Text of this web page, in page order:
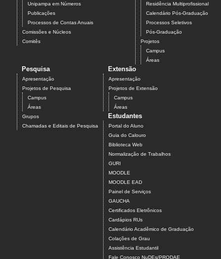
Unipampa em Números
Publicações
Processos de Contas Anuais
Comissões e Núcleos
Comitês
Residência Multiprofissional
Calendário Pós-Graduação
Processos Seletivos
Pós-Graduação
Projetos
Campus
Áreas
Pesquisa
Apresentação
Projetos de Pesquisa
Campus
Áreas
Grupos
Chamadas e Editais de Pesquisa
Extensão
Apresentação
Projetos de Extensão
Campus
Áreas
Estudantes
Portal do Aluno
Guia do Calouro
Biblioteca Web
Normalização de Trabalhos
GURI
MOODLE
MOODLE EAD
Painel de Serviços
GAUCHA
Certificados Eletrônicos
Cardápios RUs
Calendário Acadêmico de Graduação
Colações de Grau
Assistência Estudantil
Fale Conosco NuDEs/PRODAE